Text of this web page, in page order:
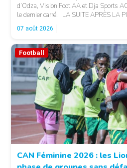
d’Odza, Vision Foot AA et Dja Sports
le dernier carré. LA SUITE APRÈS LA
FF, Vision Foot a dû patienter jusqu’à la
07 août 2026
Football
CAN Féminine 2026 : les